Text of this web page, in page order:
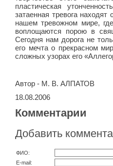
пластическая
затаенная тревога
нашем тревожном мире,
воплощаются порою в
Сегодня нам дорога не
его мечта о прекрас­ном
сложных узорах его
Автор - М. В. АЛПАТОВ
18.08.2006
Комментарии
Добавить
ФИО:
E-mail: